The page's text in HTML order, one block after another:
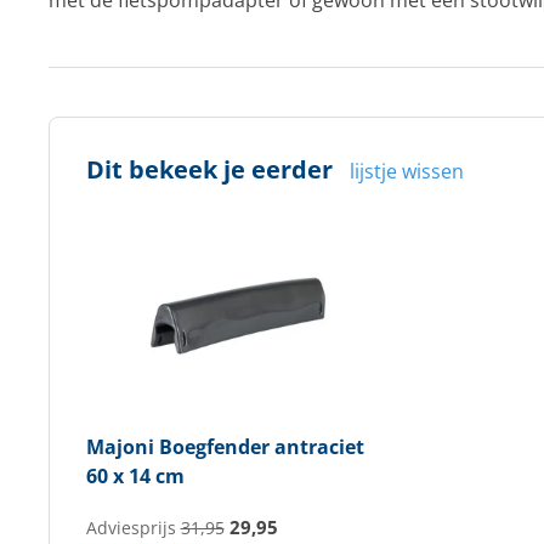
Dit bekeek je eerder lijstje wissen
Majoni Boegfender antraciet
60 x 14 cm
Adviesprijs31,95 29,95